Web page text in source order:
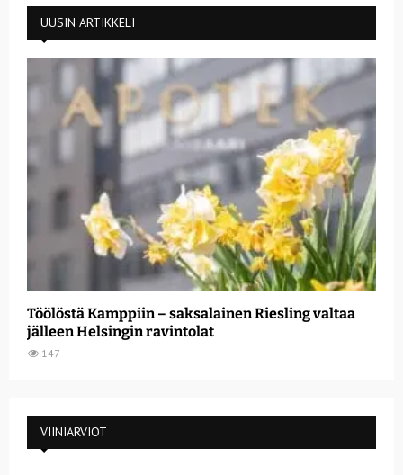
UUSIN ARTIKKELI
Töölöstä Kamppiin – saksalainen Riesling valtaa
jälleen Helsingin ravintolat
147
VIINIARVIOT